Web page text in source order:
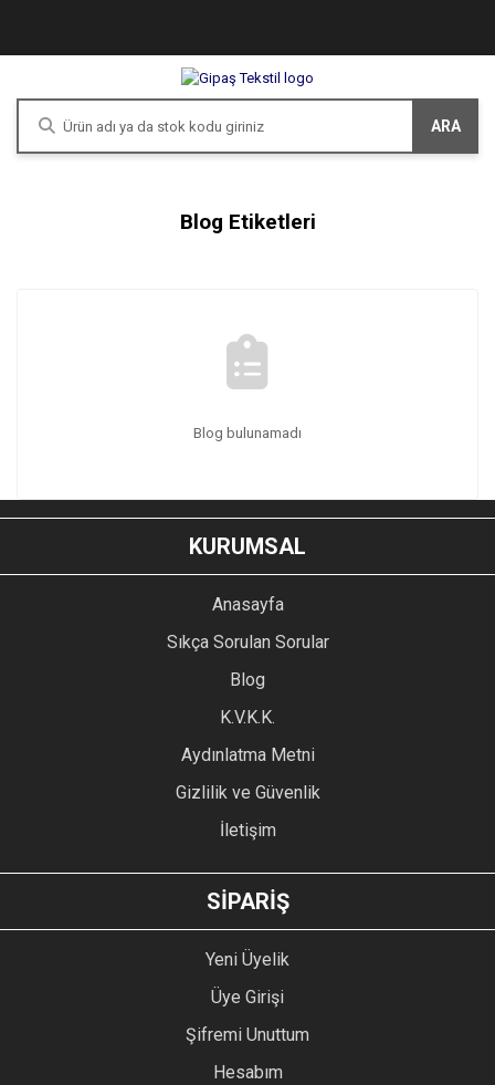
ARA
Blog Etiketleri
Blog bulunamadı
KURUMSAL
Anasayfa
Sıkça Sorulan Sorular
Blog
K.V.K.K.
Aydınlatma Metni
Gizlilik ve Güvenlik
İletişim
SİPARİŞ
Yeni Üyelik
Üye Girişi
Şifremi Unuttum
Hesabım